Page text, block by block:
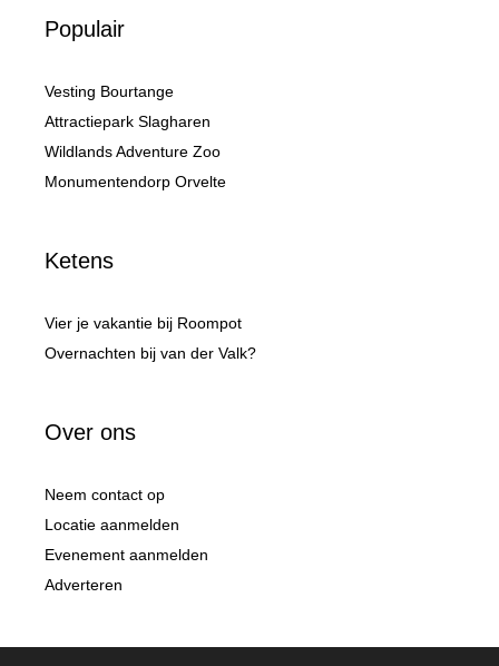
Populair
Vesting Bourtange
Attractiepark Slagharen
Wildlands Adventure Zoo
Monumentendorp Orvelte
Ketens
Vier je vakantie bij Roompot
Overnachten bij van der Valk?
Over ons
Neem contact op
Locatie aanmelden
Evenement aanmelden
Adverteren